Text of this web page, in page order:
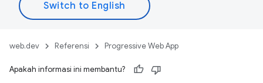
web.dev Referensi Progressive Web App
Apakah informasi ini membantu?